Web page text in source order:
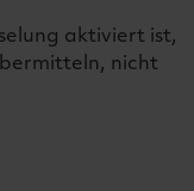
aktiviert ist,
nicht